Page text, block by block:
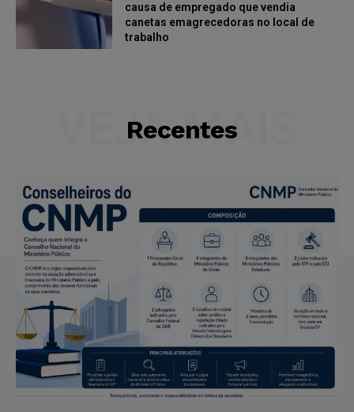
causa de empregado que vendia
canetas emagrecedoras no local de
trabalho
Recentes
VEJA MAIS